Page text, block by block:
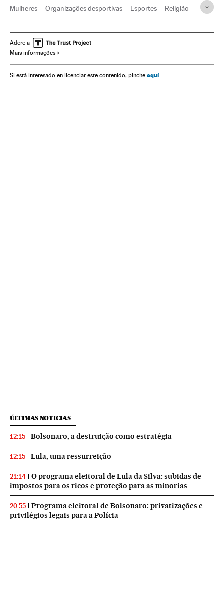
Mulheres Organizações desportivas Esportes Religião
Basquete feminino FIBA
Federaciones deportivas
Adere a
Mais informações
Si está interesado en licenciar este contenido, pinche aquí
ÚLTIMAS NOTICIAS
12:15 Bolsonaro, a destruição como estratégia
12:15 Lula, uma ressurreição
21:14
O programa eleitoral de Lula da Silva: subidas de
impostos para os ricos e proteção para as minorias
20:55
Programa eleitoral de Bolsonaro: privatizações e
privilégios legais para a Polícia